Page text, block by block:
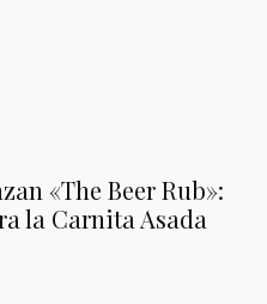
«The Beer Rub»:
la Carnita Asada